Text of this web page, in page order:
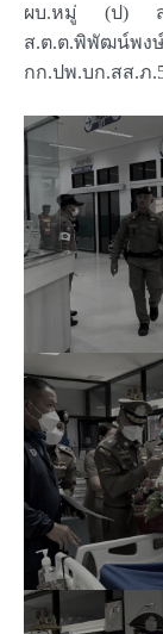
ผบ.หมู่ (ป) ส
ส.ต.ต.พิพัฒน์
กก.ปพ.บก.สส.ภ